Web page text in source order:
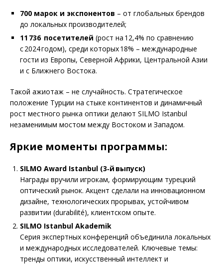
700 марок и экспонентов – от глобальных брендов
до локальных производителей;
11 736 посетителей (рост на 12,4% по сравнению
с 2024 годом), среди которых 18% – международные
гости из Европы, Северной Африки, Центральной Азии
и с Ближнего Востока.
Такой ажиотаж – не случайность. Стратегическое
положение Турции на стыке континентов и динамичный
рост местного рынка оптики делают SILMO Istanbul
незаменимым мостом между Востоком и Западом.
Яркие моменты программы:
SILMO Award Istanbul (3‑й выпуск)
Награды вручили игрокам, формирующим турецкий
оптический рынок. Акцент сделали на инновационном
дизайне, технологических прорывах, устойчивом
развитии (durabilité), клиентском опыте.
SILMO Istanbul Akademik
Серия экспертных конференций объединила локальных
и международных исследователей. Ключевые темы:
тренды оптики, искусственный интеллект и